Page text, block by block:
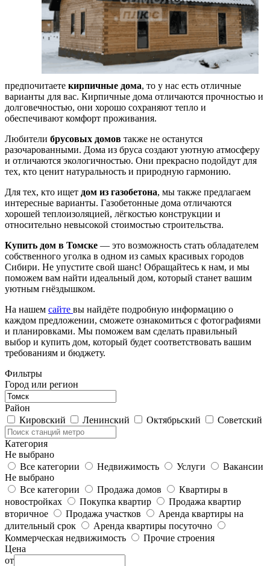
предпочитаете кирпичные дома, то у нас есть отличные
варианты для вас. Кирпичные дома отличаются прочностью и
долговечностью, они хорошо сохраняют тепло и
обеспечивают комфорт проживания.
Любители брусовых домов также не останутся
разочарованными. Дома из бруса создают уютную атмосферу
и отличаются экологичностью. Они прекрасно подойдут для
тех, кто ценит натуральность и природную гармонию.
Для тех, кто ищет дом из газобетона, мы также предлагаем
интересные варианты. Газобетонные дома отличаются
хорошей теплоизоляцией, лёгкостью конструкции и
относительно невысокой стоимостью строительства.
Купить дом в Томске — это возможность стать обладателем
собственного уголка в одном из самых красивых городов
Сибири. Не упустите свой шанс! Обращайтесь к нам, и мы
поможем вам найти идеальный дом, который станет вашим
уютным гнёздышком.
На нашем сайте вы найдёте подробную информацию о
каждом предложении, сможете ознакомиться с фотографиями
и планировками. Мы поможем вам сделать правильный
выбор и купить дом, который будет соответствовать вашим
требованиям и бюджету.
Фильтры
Город или регион
Район
Кировский
Ленинский Октябрьский Советский
Категория
Не выбрано
Все категории
Недвижимость Услуги
Вакансии
Не выбрано
Все категории
Продажа домов
Квартиры в
новостройках
Покупка квартир
Продажа квартир
вторичное
Продажа участков
Аренда квартиры на
длительный срок
Аренда квартиры посуточно
Коммерческая недвижимость
Прочие строения
Цена
от